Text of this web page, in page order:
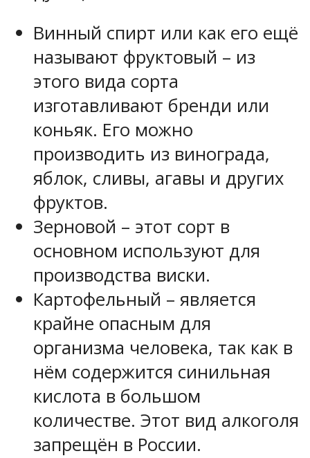
Винный спирт или как его ещё
называют фруктовый – из
этого вида сорта
изготавливают бренди или
коньяк. Его можно
производить из винограда,
яблок, сливы, агавы и других
фруктов.
Зерновой – этот сорт в
основном используют для
производства виски.
Картофельный – является
крайне опасным для
организма человека, так как в
нём содержится синильная
кислота в большом
количестве. Этот вид алкоголя
запрещён в России.